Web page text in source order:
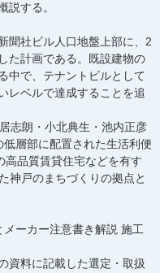
説する。
聞社ビル人口地盤上部に、2
た計画である。既設建物の
中で、テナントビルとして
レベルで達成することを追
志朗・小北典生・池内正彦
層部に配置された生活利便
品質賃貸住宅などを有す
神戸のまちづくりの拠点と
ーカー注意書き解説 施工
資料に記載した選定・取扱